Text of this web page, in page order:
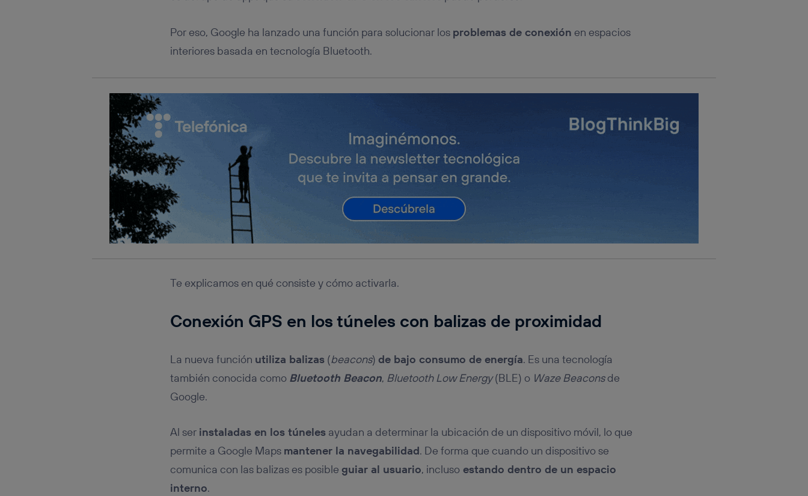
Por eso, Google ha lanzado una función para solucionar los problemas de conexión en espacios
interiores basada en tecnología Bluetooth.
Te explicamos en qué consiste y cómo activarla.
Conexión GPS en los túneles con balizas de proximidad
La nueva función utiliza balizas(beacons) de bajo consumo de energía. Es una tecnología
también conocida como Bluetooth Beacon, Bluetooth Low Energy(BLE) o Waze Beaconsde
Google.
Al ser instaladas en los túnelesayudan a determinar la ubicación de un dispositivo móvil, lo que
permite a Google Maps mantener la navegabilidad. De forma que cuando un dispositivo se
comunica con las balizas es posible guiar al usuario, inclusoestando dentro de un espacio
interno.
conexión de banda ancha
(p. ej., Wi-Fi), el marketing o análisis se
realizará en función de las actividades de navegación de los miembros del hogar que
Si utilizasdatos móviles, el marketing será más personalizado, ya que se basará
únicamente en la navegación del usuario del móvil.
portal de privacidad de Utiq (“consenthub”)
Para más información, consulta la
política de privacidad de Utiq